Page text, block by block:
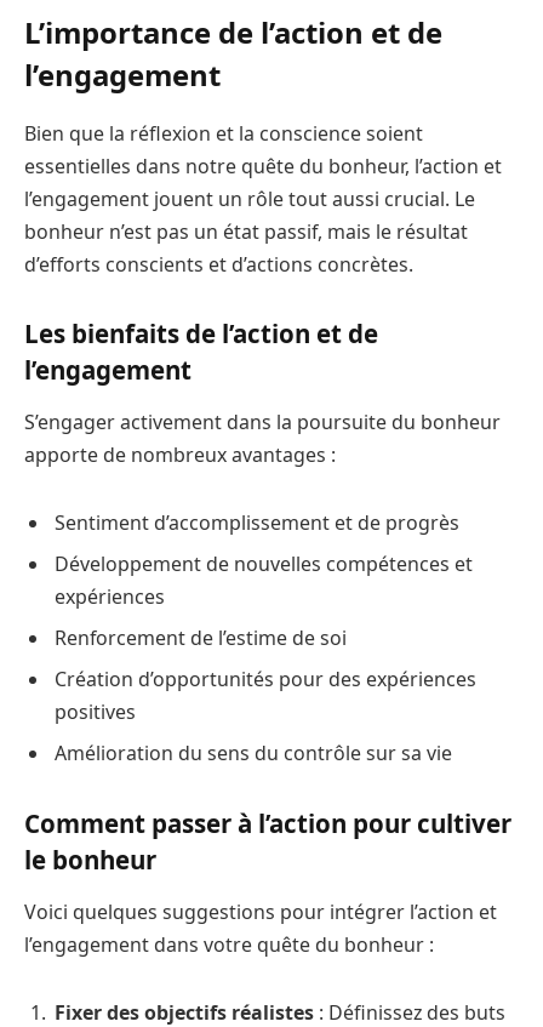
L’importance de l’action et de
l’engagement
Bien que la réflexion et la conscience soient
essentielles dans notre quête du bonheur, l’action et
l’engagement jouent un rôle tout aussi crucial. Le
bonheur n’est pas un état passif, mais le résultat
d’efforts conscients et d’actions concrètes.
Les bienfaits de l’action et de
l’engagement
S’engager activement dans la poursuite du bonheur
apporte de nombreux avantages :
Sentiment d’accomplissement et de progrès
Développement de nouvelles compétences et
expériences
Renforcement de l’estime de soi
Création d’opportunités pour des expériences
positives
Amélioration du sens du contrôle sur sa vie
Comment passer à l’action pour cultiver
le bonheur
Voici quelques suggestions pour intégrer l’action et
l’engagement dans votre quête du bonheur :
Fixer des objectifs réalistes : Définissez des buts